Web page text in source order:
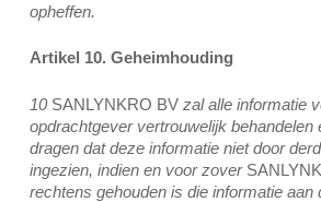
opheffen.
Artikel 10. Geheimhouding
10 SANLYNKRO BVzal alle informatie
opdrachtgever vertrouwelijk behandelen
dragen dat deze informatie niet door
ingezien, indien en voor zover
rechtens gehouden is die informatie aan